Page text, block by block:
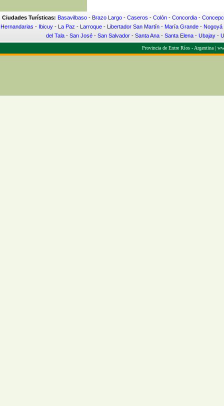
Ciudades Turísticas: Basavilbaso- Brazo Largo- Caseros - Colón- Concordia-
Hernandarias - Ibicuy - La Paz - Larroque - Libertador San Martín - María Grande - Nogoyá
del Tala- San José- San Salvador- Santa Ana- Santa Elena- Ubajay-
Provincia de Entre Ríos - Argentina |